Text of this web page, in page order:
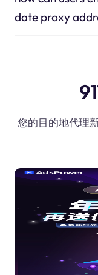
date proxy
您的目的地代理